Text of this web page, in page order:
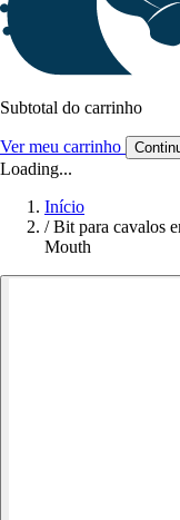
Subtotal do carrinho
Ver meu carrinho
Loading...
Início
/ Bit para cavalos
Mouth